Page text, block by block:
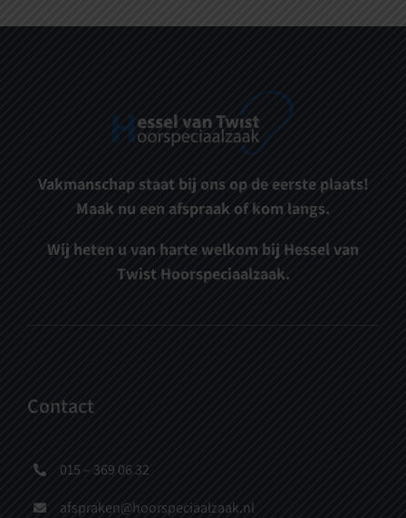
Vakmanschap staat bij ons op de eerste plaats!
Maak nu een afspraak of kom langs.
Wij heten u van harte welkom bij Hessel van
Twist Hoorspeciaalzaak.
Contact
015 – 369 06 32
afspraken@hoorspeciaalzaak.nl